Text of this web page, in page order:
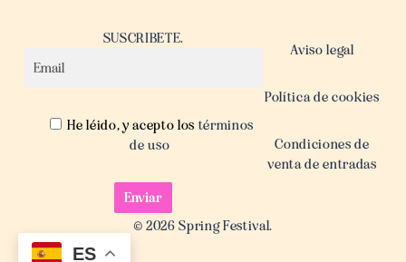
SUSCRIBETE.
He léido, y acepto los términos
de uso
Aviso legal
Política de cookies
Condiciones de
venta de entradas
© 2026 Spring Festival.
ES